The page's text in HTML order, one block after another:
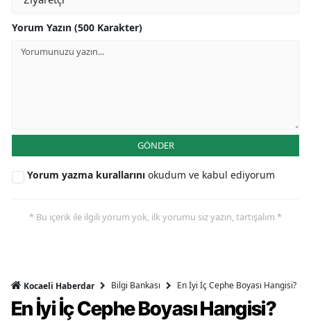
Yorum Yazın (500 Karakter)
GÖNDER
Yorum yazma kurallarını okudum ve kabul ediyorum
* Bu içerik ile ilgili yorum yok, ilk yorumu siz yazın, tartışalım *
Kocaeli Haberdar Bilgi Bankası En İyi İç Cephe Boyası Hangisi?
En İyi İç Cephe Boyası Hangisi?